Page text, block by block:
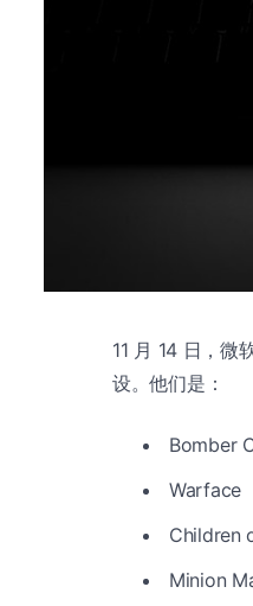
11 月 14 日，微
设。他们是：
Bomber
Warface
Children
Minion